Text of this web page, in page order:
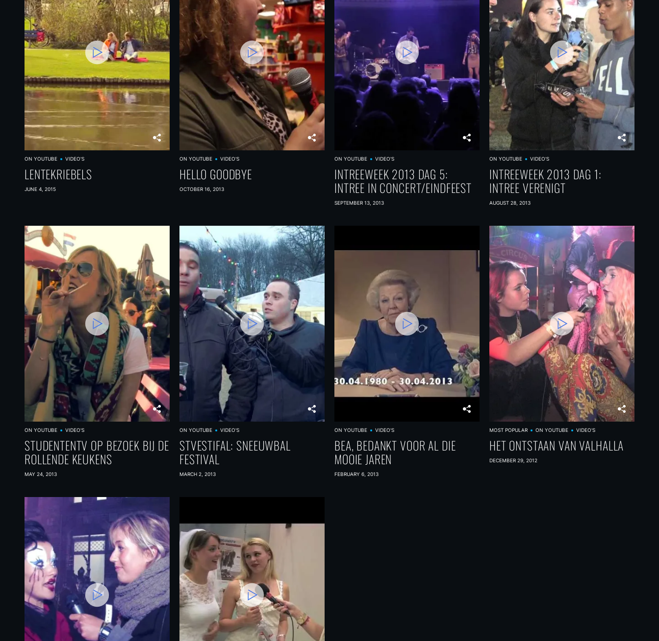
ON YOUTUBE VIDEO'S
LENTEKRIEBELS
JUNE 4, 2015
ON YOUTUBE VIDEO'S
HELLO GOODBYE
OCTOBER 16, 2013
ON YOUTUBE VIDEO'S
INTREEWEEK 2013 DAG 5:
INTREE IN CONCERT/EINDFEEST
SEPTEMBER 13, 2013
ON YOUTUBE VIDEO'S
INTREEWEEK 2013 DAG 1:
INTREE VERENIGT
AUGUST 28, 2013
ON YOUTUBE VIDEO'S
STUDENTENTV OP BEZOEK BIJ DE
ROLLENDE KEUKENS
MAY 24, 2013
ON YOUTUBE VIDEO'S
STVESTIFAL: SNEEUWBAL
FESTIVAL
MARCH 2, 2013
ON YOUTUBE VIDEO'S
BEA, BEDANKT VOOR AL DIE
MOOIE JAREN
FEBRUARY 6, 2013
MOST POPULAR ON YOUTUBE VIDEO'S
HET ONTSTAAN VAN VALHALLA
DECEMBER 29, 2012